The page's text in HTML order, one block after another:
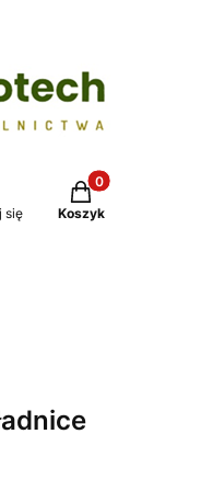
się
Produkty w
Koszyk